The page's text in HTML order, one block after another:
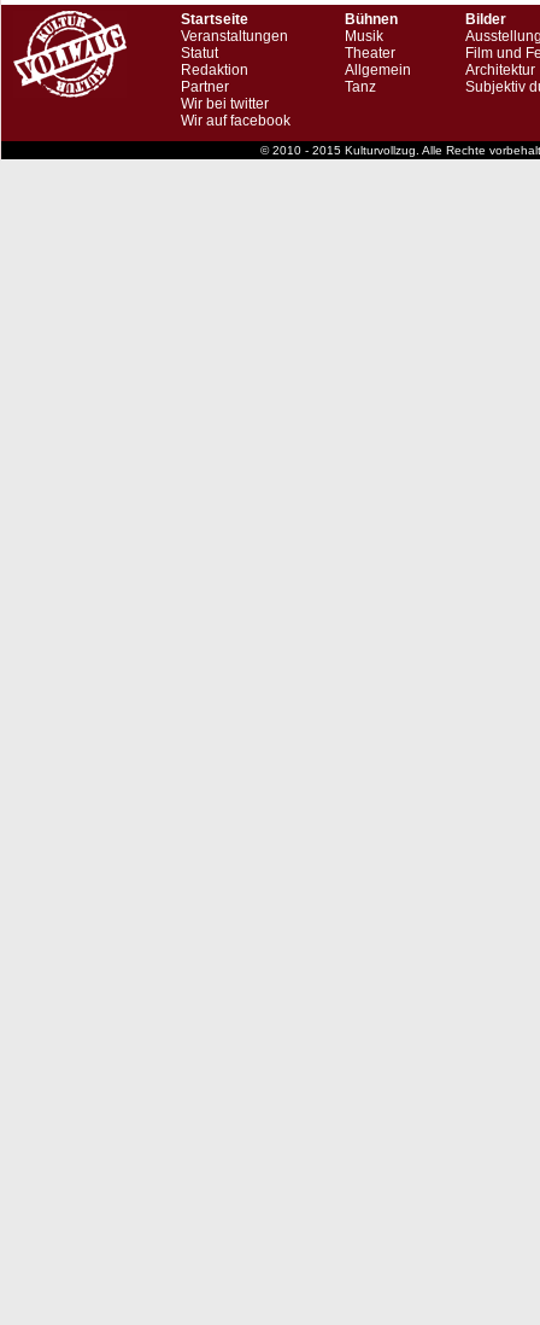
Startseite
Veranstaltungen
Statut
Redaktion
Partner
Wir bei twitter
Wir auf facebook
Bühnen
Musik
Theater
Allgemein
Tanz
Bilder
Film und
Architektur
Subjektiv
© 2010 - 2015 Kulturvollzug. Alle Rechte